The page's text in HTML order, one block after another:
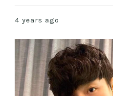
4 years ago